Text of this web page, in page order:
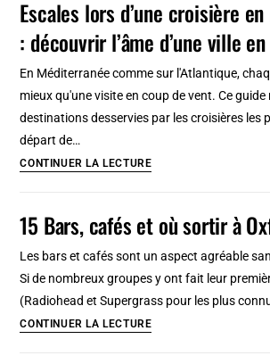
près
de
Immense
monstre
briques
Escales lors d’une croisière
: découvrir l’âme d’une ville
En Méditerranée comme sur l'Atlantique,
mieux qu'une visite en coup de vent. Ce guide
destinations desservies par les croisières les
départ de…
CONTINUER LA LECTUREEscales
croisière
en
Méditerranée
:
découvrir
15 Bars, cafés et où sortir à
Les bars et cafés sont un aspect agréable
Si de nombreux groupes y ont fait leur
(Radiohead et Supergrass pour les plus
CONTINUER LA LECTURE15